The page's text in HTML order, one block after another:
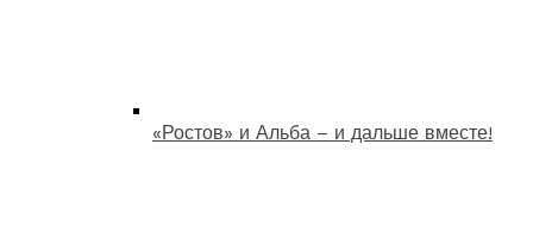
«Ростов» и Альба – и дальше вместе!